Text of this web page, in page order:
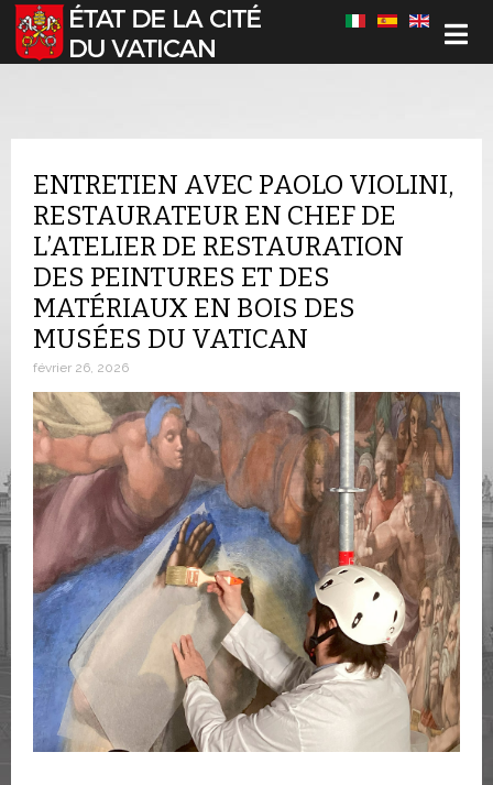
Sélectionnez votre langue
ENTRETIEN AVEC PAOLO VIOLINI,
RESTAURATEUR EN CHEF DE
L’ATELIER DE RESTAURATION
DES PEINTURES ET DES
MATÉRIAUX EN BOIS DES
MUSÉES DU VATICAN
février 26, 2026